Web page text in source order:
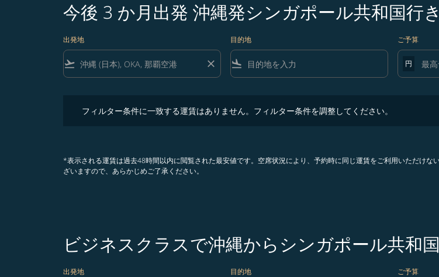
今後 3 か月出発 沖縄発シンガポール共和国行
出発地
flight_takeoff close
目的地
flight_land
ご予算
円
フィルター条件に一致する運賃はありません。フィルター条件を調整してください。
*表示される運賃は過去48時間以内に閲覧された最安値です。空席状況により、予約時に同じ運賃をご利用いただけ
ざいますので、あらかじめご了承ください。
ビジネスクラスで沖縄からシンガポール共和
出発地 目的地 ご予算